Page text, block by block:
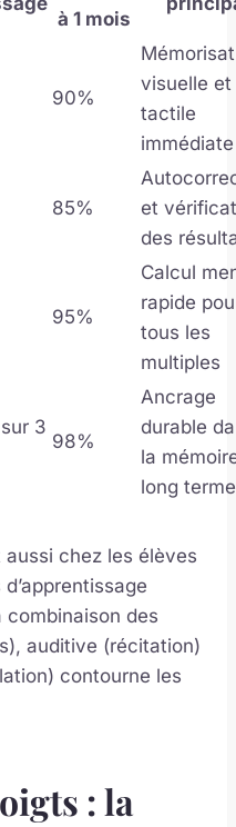
à 1 mois
90%
visuelle et
tactile
immédiate
85%
et
des
95%
Calcul
rapide
tous les
multiples
3
98%
Ancrage
durable
la
long terme
aussi chez les élèves
des
auditive (récitation)
contourne les
: la